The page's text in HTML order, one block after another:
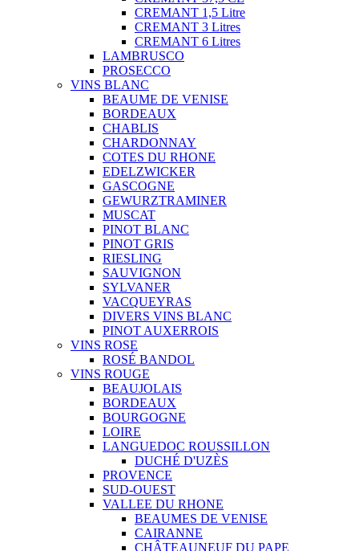
CREMANT 1,5 Litre
CREMANT 3 Litres
CREMANT 6 Litres
LAMBRUSCO
PROSECCO
VINS BLANC
BEAUME DE VENISE
BORDEAUX
CHABLIS
CHARDONNAY
COTES DU RHONE
EDELZWICKER
GASCOGNE
GEWURZTRAMINER
MUSCAT
PINOT BLANC
PINOT GRIS
RIESLING
SAUVIGNON
SYLVANER
VACQUEYRAS
DIVERS VINS BLANC
PINOT AUXERROIS
VINS ROSE
ROSÉ BANDOL
VINS ROUGE
BEAUJOLAIS
BORDEAUX
BOURGOGNE
LOIRE
LANGUEDOC ROUSSILLON
DUCHÉ D'UZÈS
PROVENCE
SUD-OUEST
VALLEE DU RHONE
BEAUMES DE VENISE
CAIRANNE
CHÂTEAUNEUF DU PAPE